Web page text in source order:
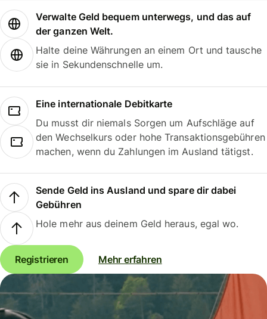
Verwalte Geld bequem unterwegs, und das auf
der ganzen Welt.
Halte deine Währungen an einem Ort und tausche
sie in Sekundenschnelle um.
Eine internationale Debitkarte
Du musst dir niemals Sorgen um Aufschläge auf
den Wechselkurs oder hohe Transaktionsgebühren
machen, wenn du Zahlungen im Ausland tätigst.
Sende Geld ins Ausland und spare dir dabei
Gebühren
Hole mehr aus deinem Geld heraus, egal wo.
Registrieren Mehr erfahren